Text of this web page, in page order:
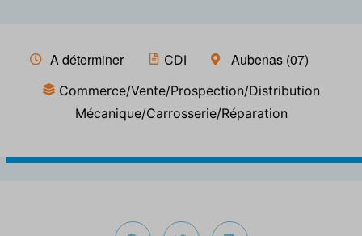
A déterminer CDI Aubenas (07)
Commerce/Vente/Prospection/Distribution
Mécanique/Carrosserie/Réparation